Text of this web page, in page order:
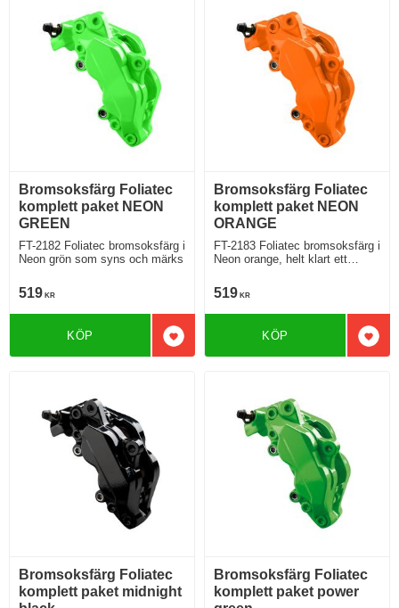
Bromsoksfärg Foliatec
komplett paket NEON
GREEN
FT-2182 Foliatec bromsoksfärg i
Neon grön som syns och märks
519 KR
Lägg till i favoriter
KÖP
Bromsoksfärg Foliatec
komplett paket NEON
ORANGE
FT-2183 Foliatec bromsoksfärg i
Neon orange, helt klart ett
519 KR
KÖP
Bromsoksfärg Foliatec
komplett paket midnight
Bromsoksfärg Foliatec
komplett paket power